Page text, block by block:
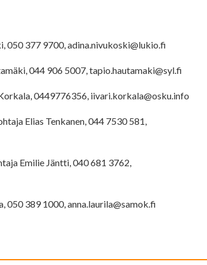
050 377 9700,adina.nivukoski@lukio.fi
044 906 5007,tapio.hautamaki@syl.fi
0449776356, iivari.korkala@osku.info
Elias Tenkanen, 044 7530 581,
Emilie Jäntti, 040 681 3762,
050 389 1000,anna.laurila@samok.fi